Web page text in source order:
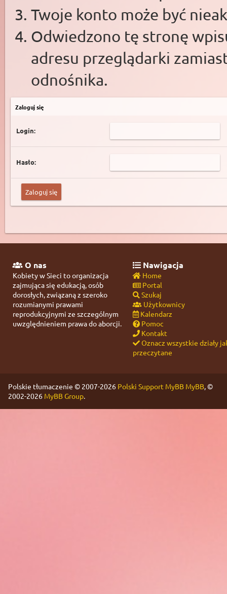
Twoje konto może być
Odwiedzono tę stronę
adresu przeglądarki
odnośnika.
Zaloguj się
Login:
Hasło:
O nas
Kobiety w Sieci to organizacja
zajmująca się edukacją, osób
dorosłych, związaną z szeroko
rozumianymi prawami
reprodukcyjnymi ze szczególnym
uwzględnieniem prawa do aborcji.
Nawigacja
Home
Portal
Szukaj
Użytkownicy
Kalendarz
Pomoc
Kontakt
Oznacz wszystkie działy
przeczytane
Polskie tłumaczenie © 2007-2026 Polski Support MyBB MyBB, ©
2002-2026 MyBB Group.